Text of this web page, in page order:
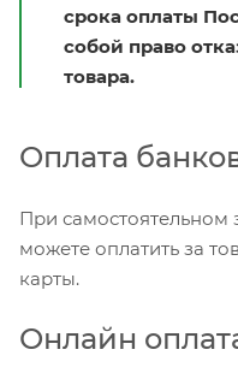
срока оплаты
собой право
товара.
Оплата
При самостоятельном
можете оплатить за
карты.
Онлайн